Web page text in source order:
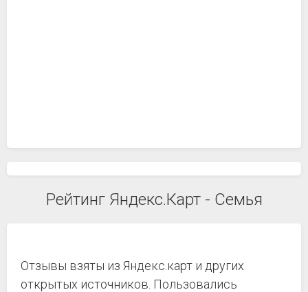
Рейтинг Яндекс.Карт - Семья
Отзывы взяты из Яндекс.карт и других
открытых источников. Пользовались